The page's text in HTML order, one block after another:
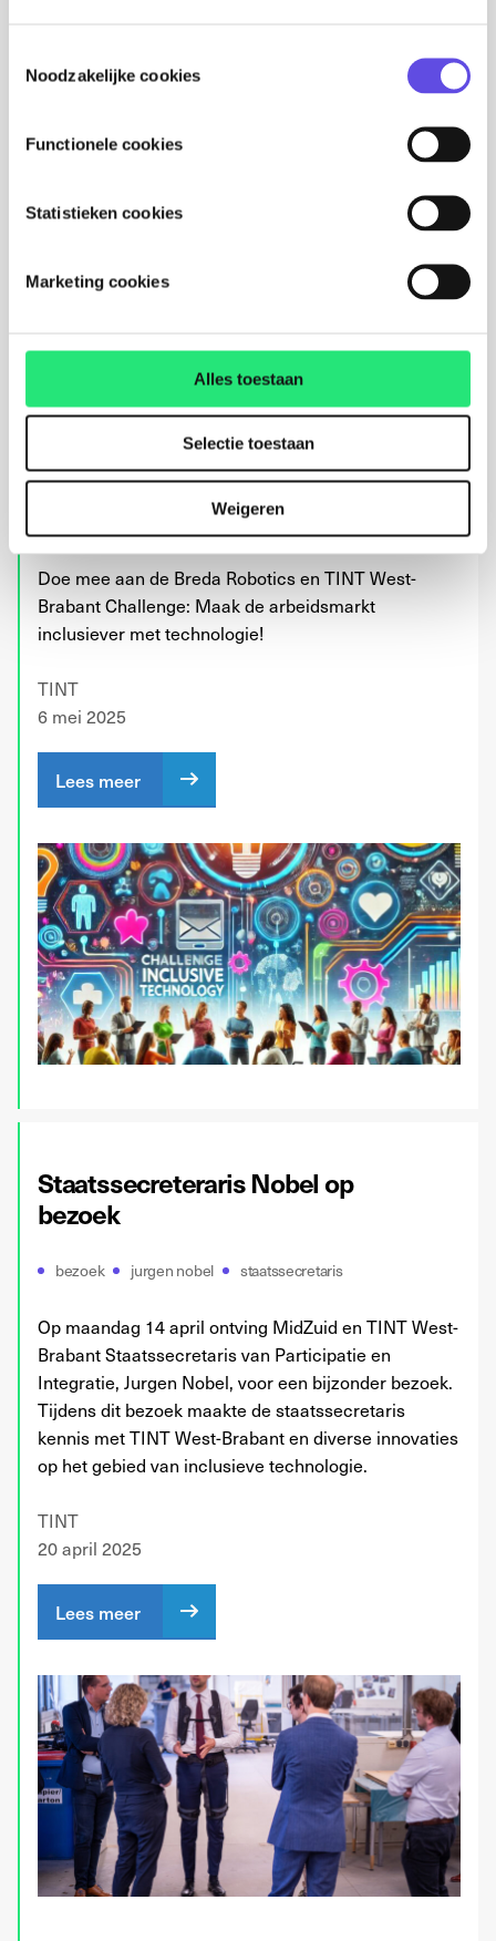
Noodzakelijke cookies
Functionele cookies
Statistieken cookies
Marketing cookies
Alles toestaan
Selectie toestaan
Weigeren
Challenge: Technologie voor
inclusie
Doe mee aan de Breda Robotics en TINT West-
Brabant Challenge: Maak de arbeidsmarkt
inclusiever met technologie!
TINT
6 mei 2025
Lees meer
Staatssecreteraris Nobel op
bezoek
bezoek jurgen nobel staatssecretaris
Op maandag 14 april ontving MidZuid en TINT West-
Brabant Staatssecretaris van Participatie en
Integratie, Jurgen Nobel, voor een bijzonder bezoek.
Tijdens dit bezoek maakte de staatssecretaris
kennis met TINT West-Brabant en diverse innovaties
op het gebied van inclusieve technologie.
TINT
20 april 2025
Lees meer